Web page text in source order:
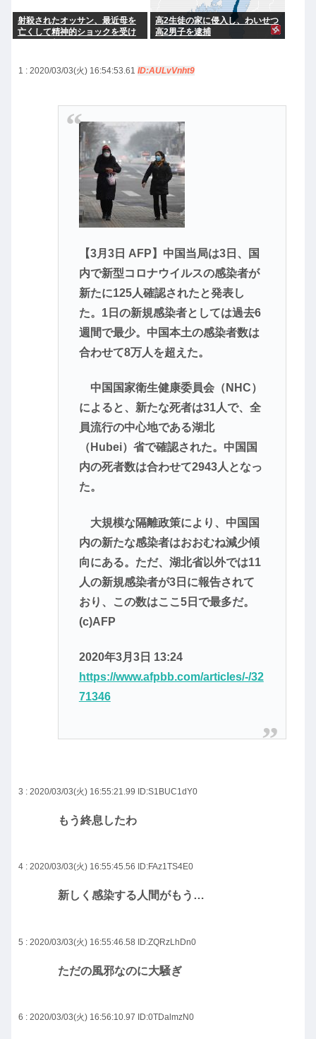
射殺されたオッサン、最近母を
亡くして精神的ショックを受け
高2生徒の家に侵入し、わいせつ
高2男子を逮捕
1 : 2020/03/03(火) 16:54:53.61 ID:AULvVnht9
【3月3日 AFP】中国当局は3日、国
内で新型コロナウイルスの感染者が
新たに125人確認されたと発表し
た。1日の新規感染者としては過去6
週間で最少。中国本土の感染者数は
合わせて8万人を超えた。
中国国家衛生健康委員会（NHC）
によると、新たな死者は31人で、全
員流行の中心地である湖北
（Hubei）省で確認された。中国国
内の死者数は合わせて2943人となっ
た。
大規模な隔離政策により、中国国
内の新たな感染者はおおむね減少傾
向にある。ただ、湖北省以外では11
人の新規感染者が3日に報告されて
おり、この数はここ5日で最多だ。
(c)AFP
2020年3月3日 13:24
https://www.afpbb.com/articles/-/32
71346
3 : 2020/03/03(火) 16:55:21.99 ID:S1BUC1dY0
もう終息したわ
4 : 2020/03/03(火) 16:55:45.56 ID:FAz1TS4E0
新しく感染する人間がもう…
5 : 2020/03/03(火) 16:55:46.58 ID:ZQRzLhDn0
ただの風邪なのに大騒ぎ
6 : 2020/03/03(火) 16:56:10.97 ID:0TDalmzN0